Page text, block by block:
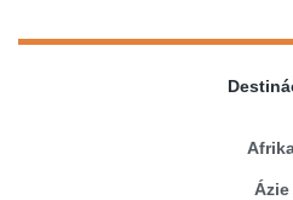
Ázie